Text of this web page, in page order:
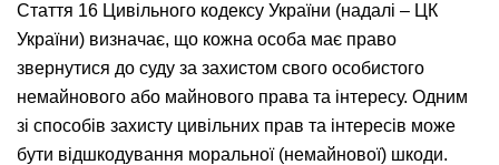
Стаття 16 Цивільного кодексу України (надалі – ЦК
України) визначає, що кожна особа має право
звернутися до суду за захистом свого особистого
немайнового або майнового права та інтересу. Одним
зі способів захисту цивільних прав та інтересів може
бути відшкодування моральної (немайнової) шкоди.